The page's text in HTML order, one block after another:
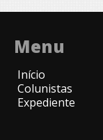
Menu
Início
Colunistas
Expediente